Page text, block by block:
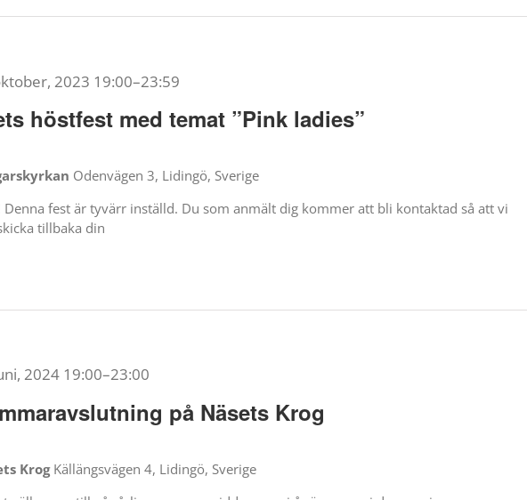
höstfest med temat ”Pink ladies”
2023 19:00–23:59
Odenvägen 3, Lidingö, Sverige
Denna fest är tyvärr inställd. Du som anmält dig kommer att bli kontaktad så att vi
tillbaka din
på Näsets Krog
2024 19:00–23:00
Krog Källängsvägen 4, Lidingö, Sverige